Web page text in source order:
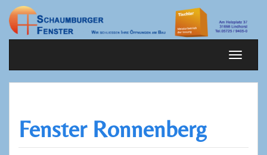
Springe
zum
Inhalt
Schalte
Fenster Ronnenberg